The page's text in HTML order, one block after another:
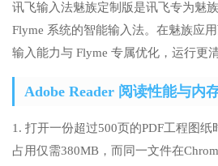
讯飞输入法魅族定制版是讯飞专为魅
Flyme 系统的智能输入法。在魅族应
输入能力与 Flyme 专属优化，运行更
Adobe Reader 阅读性能与内
1. 打开一份超过500页的PDF工程图纸
占用仅需380MB，而同一文件在